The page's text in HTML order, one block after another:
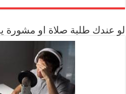
لو عندك طلبة صلاة او مشورة